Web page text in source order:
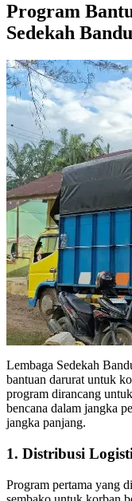
Program
Sedekah
Lembaga Sedekah
bantuan darurat untuk
program dirancang
bencana dalam jangka
jangka panjang.
1. Distribusi
Program pertama yang